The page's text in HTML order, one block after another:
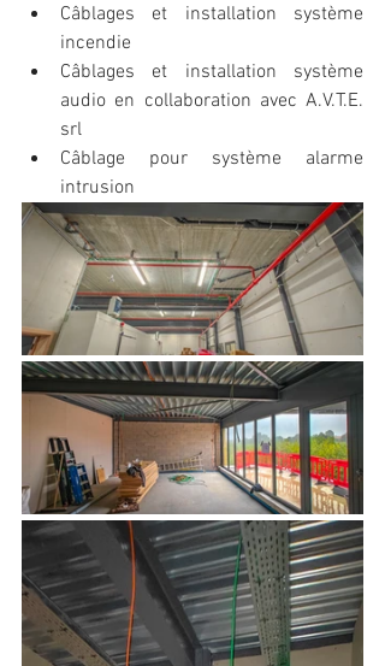
Câblages et installation système
incendie
Câblages et installation système
audio en collaboration avec A.V.T.E.
srl
Câblage pour système alarme
intrusion